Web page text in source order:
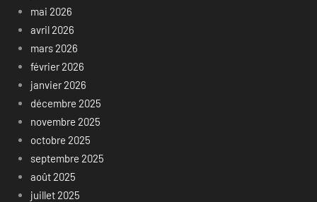
mai 2026
avril 2026
mars 2026
février 2026
janvier 2026
décembre 2025
novembre 2025
octobre 2025
septembre 2025
août 2025
juillet 2025